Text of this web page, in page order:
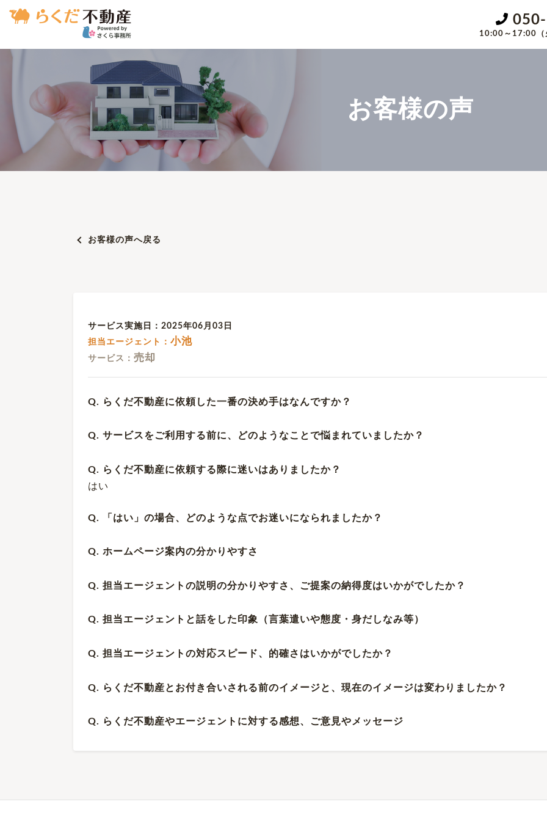
10:00～17:00（
お客様の声
お客様の声へ戻る
サービス実施日：2025年06月03日
担当エージェント： 小池
サービス： 売却
Q. らくだ不動産に依頼した一番の決め手はなんですか？
Q. サービスをご利用する前に、どのようなことで悩まれていましたか？
Q. らくだ不動産に依頼する際に迷いはありましたか？
はい
Q. 「はい」の場合、どのような点でお迷いになられましたか？
Q. ホームページ案内の分かりやすさ
Q. 担当エージェントの説明の分かりやすさ、ご提案の納得度はいかがでしたか？
Q. 担当エージェントと話をした印象（言葉遣いや態度・身だしなみ等）
Q. 担当エージェントの対応スピード、的確さはいかがでしたか？
Q. らくだ不動産とお付き合いされる前のイメージと、現在のイメージは変わりましたか？
Q. らくだ不動産やエージェントに対する感想、ご意見やメッセージ